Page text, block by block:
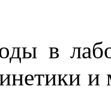
в
и